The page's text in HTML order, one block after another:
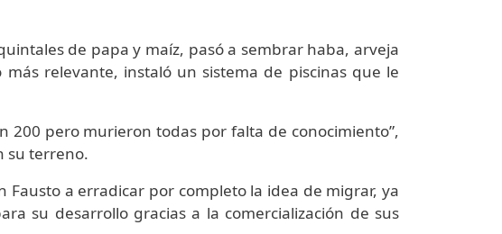
de papa y maíz, pasó a sembrar haba, arveja
relevante, instaló un sistema de piscinas que le
200 pero murieron todas por falta de conocimiento”,
su terreno.
a erradicar por completo la idea de migrar, ya
su desarrollo gracias a la comercialización de sus